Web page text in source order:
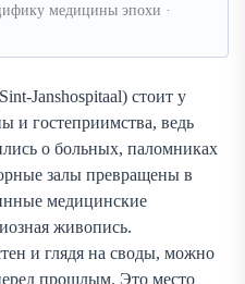
медицины эпохи ·
Janshospitaal) стоит у
и гостеприимства, ведь
о больных, паломниках
залы превращены в
медицинские
живопись.
и глядя на своды, можно
прошлым. Это место